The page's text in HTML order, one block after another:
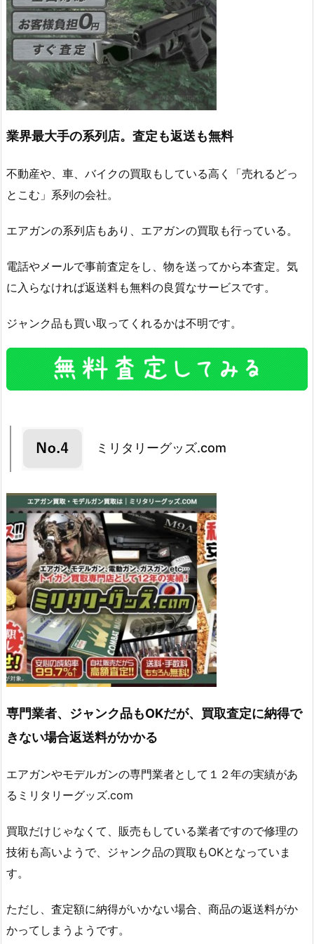
業界最大手の系列店。査定も返送も無料
不動産や、車、バイクの買取もしている高く「売れるどっ
とこむ」系列の会社。
エアガンの系列店もあり、エアガンの買取も行っている。
電話やメールで事前査定をし、物を送ってから本査定。気
に入らなければ返送料も無料の良質なサービスです。
ジャンク品も買い取ってくれるかは不明です。
ミリタリーグッズ.com
専門業者、ジャンク品もOKだが、買取査定に納得で
きない場合返送料がかかる
エアガンやモデルガンの専門業者として１２年の実績があ
るミリタリーグッズ.com
買取だけじゃなくて、販売もしている業者ですので修理の
技術も高いようで、ジャンク品の買取もOKとなっていま
す。
ただし、査定額に納得がいかない場合、商品の返送料がか
かってしまうようです。